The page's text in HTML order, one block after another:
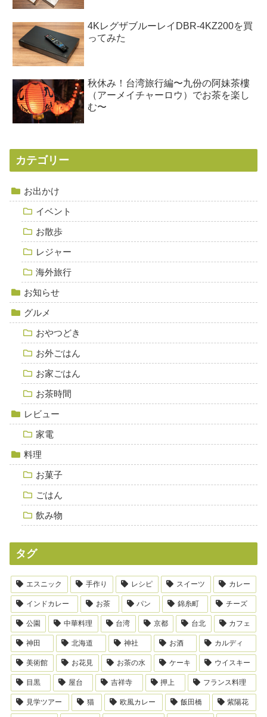
4KレグザブルーレイDBR-4KZ200を買
ってみた
秋休み！台湾旅行編〜九份の阿妹茶樓
（アーメイチャーロウ）でお茶を楽し
む〜
カテゴリー
お出かけ
イベント
お散歩
レジャー
海外旅行
お知らせ
グルメ
おやつどき
お外ごはん
お家ごはん
お茶時間
レビュー
家電
料理
お菓子
ごはん
飲み物
タグ
エスニック 手作り レシピ スイーツ カレー
インドカレー お茶 パン 錦糸町 チーズ
公園 中華料理 台湾 京都 台北 カフェ
神田 北海道 神社 お酒 カルディ
美術館 お花見 お茶の水 ケーキ ウイスキー
目黒 屋台 吉祥寺 押上 フランス料理
見学ツアー 猫 欧風カレー 飯田橋 紫陽花